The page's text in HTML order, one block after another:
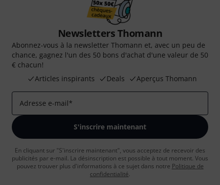
Newsletters Thomann
Abonnez-vous à la newsletter Thomann et, avec un peu de
chance, gagnez l'un des 50 bons d'achat d'une valeur de 50
€ chacun!
Articles inspirants
Deals Aperçus Thomann
Adresse e-mail*
S'inscrire maintenant
En cliquant sur "S'inscrire maintenant", vous acceptez de recevoir des
publicités par e-mail. La désinscription est possible à tout moment. Vous
pouvez trouver plus d'informations à ce sujet dans notre Politique de
confidentialité.